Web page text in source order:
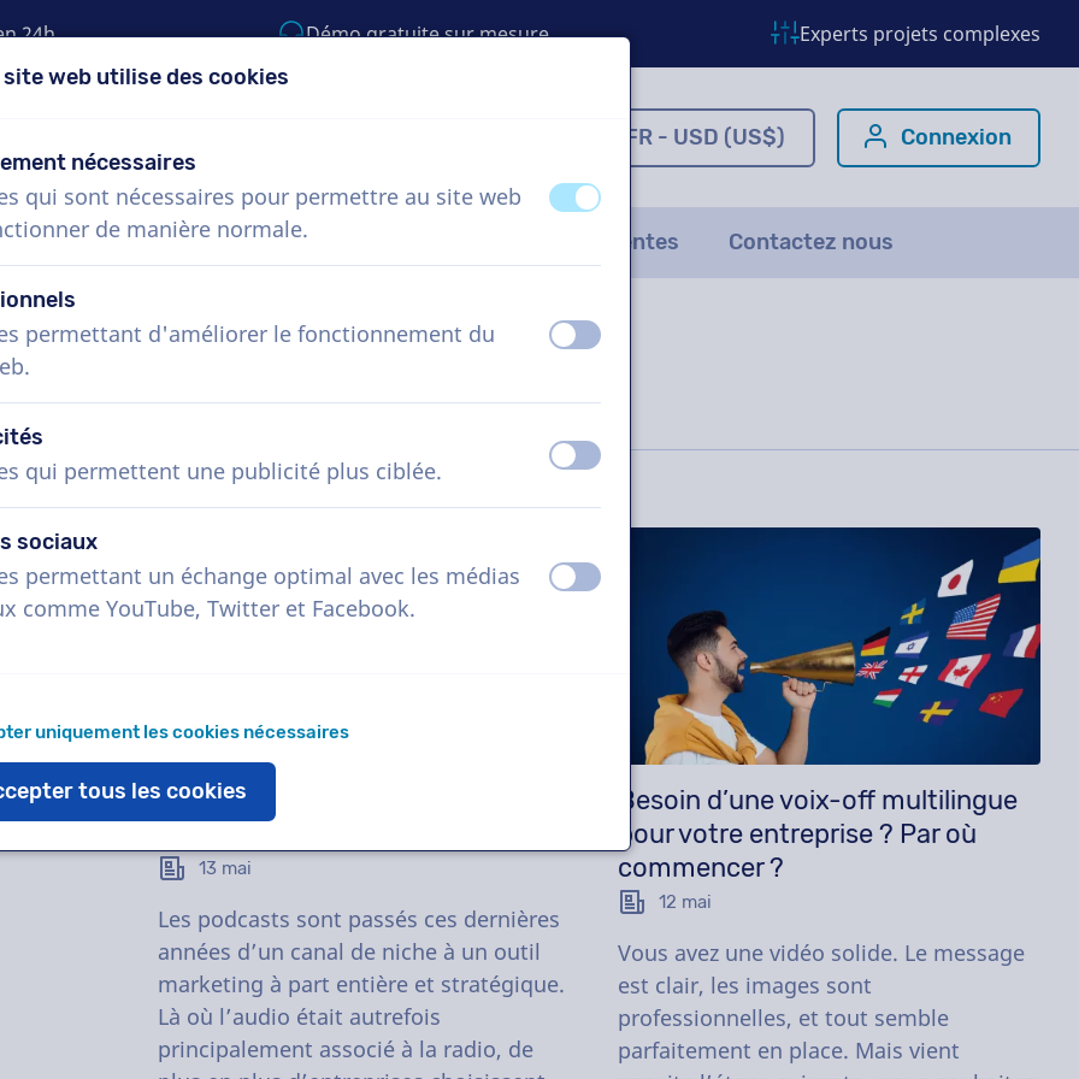
24h Démo gratuite sur mesure Experts projets complexes
FR - USD (US$) Connexion
Menu
Procédure Services Nouvelles Questions fréquentes Contactez nous
Pourquoi votre entreprise a-t-elle
13 mai
Les podcasts sont passés ces dernières
années d’un canal de niche à un outil
marketing à part entière et stratégique.
Là où l’audio était autrefois
principalement associé à la radio, de
Besoin d’une voix-off multilingue
pour votre entreprise ? Par où
commencer ?
12 mai
Vous avez une vidéo solide. Le message
est clair, les images sont
professionnelles, et tout semble
parfaitement en place. Mais vient
web utilise des cookies
nécessaires
qui sont nécessaires pour permettre au site web
de manière normale.
éteintactivé
permettant d'améliorer le fonctionnement du
éteintactivé
qui permettent une publicité plus ciblée. éteintactivé
sociaux
permettant un échange optimal avec les médias
comme YouTube, Twitter et Facebook.
éteintactivé
uniquement les cookies nécessaires
tous les cookies